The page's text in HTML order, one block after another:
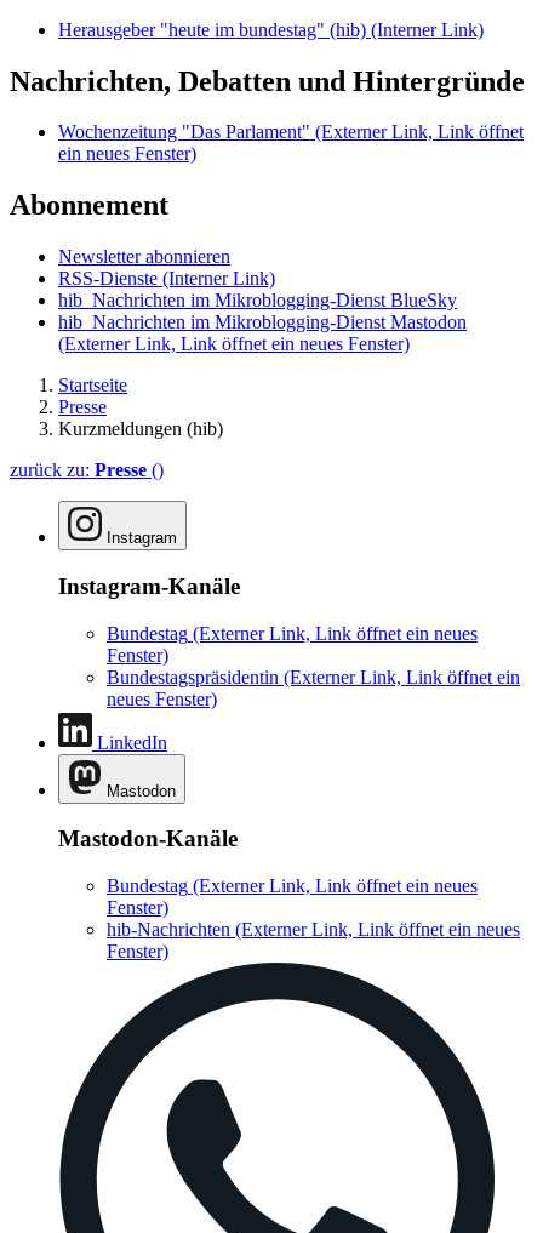
Herausgeber "heute im bundestag" (hib) (Interner Link)
Nachrichten, Debatten und Hintergründe
Wochenzeitung "Das Parlament" (Externer Link, Link öffnet
ein neues Fenster)
Abonnement
Newsletter abonnieren
RSS-Dienste (Interner Link)
hib_Nachrichten im Mikroblogging-Dienst BlueSky
hib_Nachrichten im Mikroblogging-Dienst Mastodon
(Externer Link, Link öffnet ein neues Fenster)
Startseite
Presse
Kurzmeldungen (hib)
zurück zu: Presse ()
Instagram
Instagram-Kanäle
Bundestag (Externer Link, Link öffnet ein neues
Fenster)
Bundestagspräsidentin (Externer Link, Link öffnet ein
neues Fenster)
LinkedIn
Mastodon
Mastodon-Kanäle
Bundestag (Externer Link, Link öffnet ein neues
Fenster)
hib-Nachrichten (Externer Link, Link öffnet ein neues
Fenster)